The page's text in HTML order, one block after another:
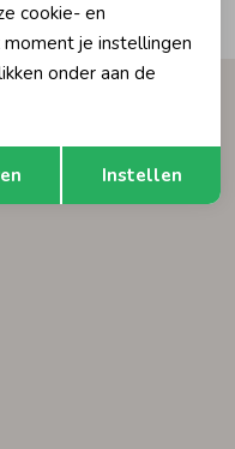
voor korting
Opslaan
cookie- en
moment je instellingen
onder aan de
Instellen